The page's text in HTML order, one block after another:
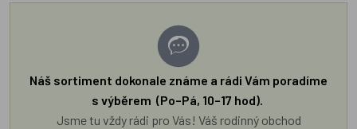
Náš sortiment dokonale známe a rádi Vám poradíme
s výběrem (Po–Pá, 10–17 hod).
Jsme tu vždy rádi pro Vás! Váš rodinný obchod